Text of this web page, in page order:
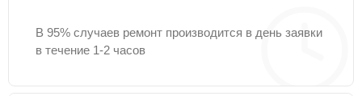
В 95% случаев ремонт производится в день заявки
в течение 1-2 часов